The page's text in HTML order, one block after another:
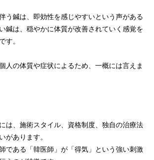
う鍼は、即効性を感じやすいという声がある
鍼は、穏やかに体質が改善されていく感覚を
す。
人の体質や症状によるため、一概には言えま
は、施術スタイル、資格制度、独自の治療法
があります。
である「韓医師」が「得気」という強い刺激